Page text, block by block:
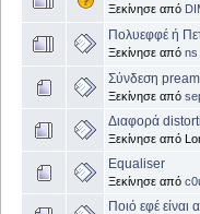
Ξεκίνησε από
Πολυεφφέ ή
Ξεκίνησε από ns
Σύνδεση
Ξεκίνησε από
Διαφορά
Ξεκίνησε από
Equaliser
Ξεκίνησε από
Ποιό εφέ